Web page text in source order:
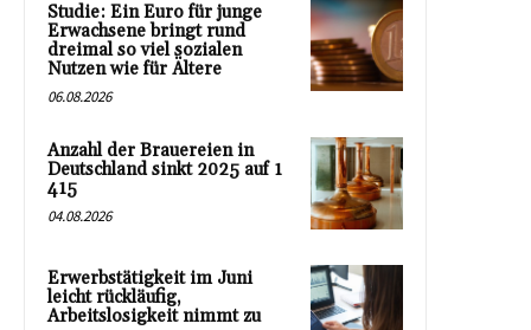
Studie: Ein Euro für junge
Erwachsene bringt rund
dreimal so viel sozialen
Nutzen wie für Ältere
06.08.2026
Anzahl der Brauereien in
Deutschland sinkt 2025 auf 1
415
04.08.2026
Erwerbstätigkeit im Juni
leicht rückläufig,
Arbeitslosigkeit nimmt zu